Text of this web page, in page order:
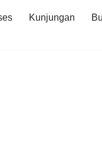
Kunjungan